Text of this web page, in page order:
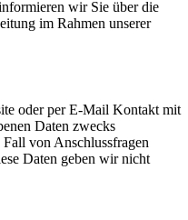
wir Sie über die
im Rahmen unserer
oder per E-Mail Kontakt mit
Daten zwecks
von Anschlussfragen
Daten geben wir nicht